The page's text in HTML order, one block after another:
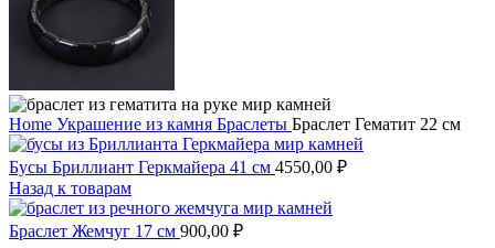
Home Украшение из камня Браслеты Браслет Гематит 22 см
Бусы Бриллиант Геркмайера 41 см 4550,00 ₽
Назад к товарам
Браслет Жемчуг 17 см 900,00 ₽